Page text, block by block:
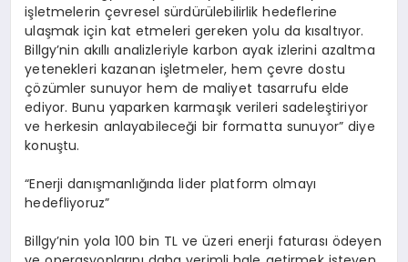
işletmelerin çevresel sürdürülebilirlik hedeflerine
ulaşmak için kat etmeleri gereken yolu da kısaltıyor.
Billgy’nin akıllı analizleriyle karbon ayak izlerini azaltma
yetenekleri kazanan işletmeler, hem çevre dostu
çözümler sunuyor hem de maliyet tasarrufu elde
ediyor. Bunu yaparken karmaşık verileri sadeleştiriyor
ve herkesin anlayabileceği bir formatta sunuyor” diye
konuştu.
“Enerji danışmanlığında lider platform olmayı
hedefliyoruz”
Billgy’nin yola 100 bin TL ve üzeri enerji faturası ödeyen